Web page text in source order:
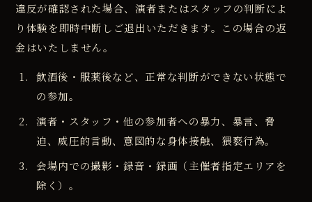
違反が確認された場合、演者またはスタッフの判断によ
り体験を即時中断しご退出いただきます。この場合の返
金はいたしません。
飲酒後・服薬後など、正常な判断ができない状態で
の参加。
演者・スタッフ・他の参加者への暴力、暴言、脅
迫、威圧的言動、意図的な身体接触、猥褻行為。
会場内での撮影・録音・録画（主催者指定エリアを
除く）。